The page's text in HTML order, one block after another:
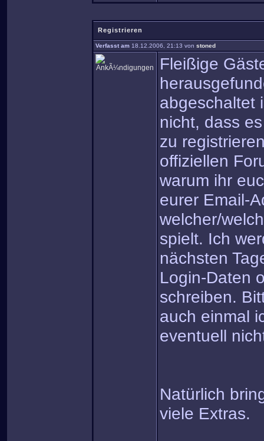
Registrieren
Verfasst am 18.12.2006, 21:13 von stoned
Fleißige
abgeschaltet
nicht, dass
zu
offiziellen
warum ihr
eurer Email-
welcher/
spielt. Ich
nächsten
Login-Daten
schreiben.
auch einmal
eventuell
Natürlich
viele Extras.